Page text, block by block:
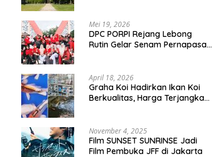
Mei 19, 2026
DPC PORPI Rejang Lebong
Rutin Gelar Senam Pernapasan
April 18, 2026
Graha Koi Hadirkan Ikan Koi
Berkualitas, Harga Terjangkau
November 4, 2025
Film SUNSET SUNRINSE Jadi
Film Pembuka JFF di Jakarta